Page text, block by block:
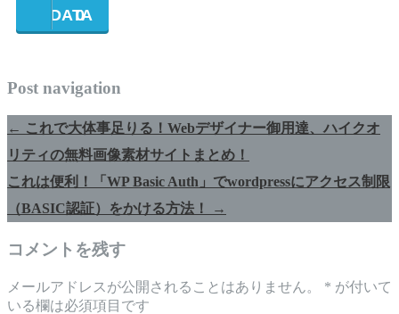
DATA
0
Post navigation
← これで大体事足りる！Webデザイナー御用達、ハイクオ
リティの無料画像素材サイトまとめ！
これは便利！「WP Basic Auth」でwordpressにアクセス制限
（BASIC認証）をかける方法！
→
コメントを残す
メールアドレスが公開されることはありません。 * が付いて
いる欄は必須項目です